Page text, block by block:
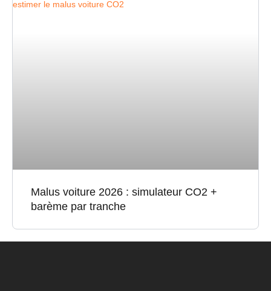
Malus voiture 2026 : simulateur CO2 +
barème par tranche